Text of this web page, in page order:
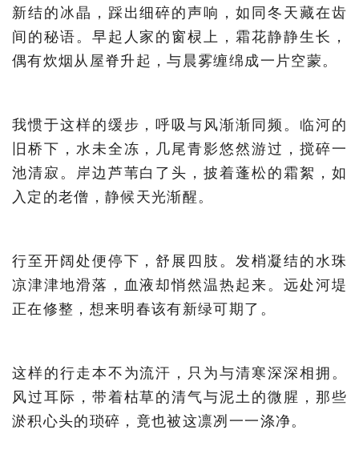
新结的冰晶，踩出细碎的声响，如同冬天藏在齿
间的秘语。早起人家的窗棂上，霜花静静生长，
偶有炊烟从屋脊升起，与晨雾缠绵成一片空蒙。
我惯于这样的缓步，呼吸与风渐渐同频。临河的
旧桥下，水未全冻，几尾青影悠然游过，搅碎一
池清寂。岸边芦苇白了头，披着蓬松的霜絮，如
入定的老僧，静候天光渐醒。
行至开阔处便停下，舒展四肢。发梢凝结的水珠
凉津津地滑落，血液却悄然温热起来。远处河堤
正在修整，想来明春该有新绿可期了。
这样的行走本不为流汗，只为与清寒深深相拥。
风过耳际，带着枯草的清气与泥土的微腥，那些
淤积心头的琐碎，竟也被这凛冽一一涤净。